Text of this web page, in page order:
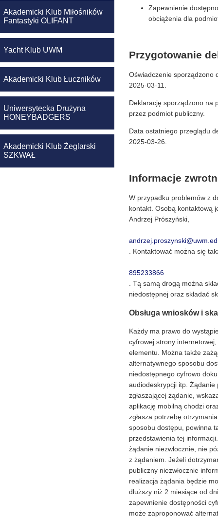
Akademicki Klub Miłośników
Fantastyki OLIFANT
Yacht Klub UWM
Akademicki Klub Łuczników
Uniwersytecka Drużyna
HONEYBADGERS
Akademicki Klub Żeglarski
SZKWAŁ
Zapewnienie
obciążenia dla
Przygotowanie
Oświadczenie sporządzono
2025-03-11
Deklarację sporządzono na
przez podmiot publiczny.
Data ostatniego przeglądu
2025-03-26
Informacje
W przypadku problemów z
kontakt. Osobą kontaktową
Andrzej Prószyński
. Kontaktować można się
895233866
. Tą samą drogą można
niedostępnej oraz składać
Obsługa wniosków i
Każdy ma prawo do
cyfrowej strony
elementu. Można także
alternatywnego sposobu
niedostępnego cyfrowo
audiodeskrypcji itp.
zgłaszającej żądanie,
aplikację mobilną chodzi
zgłasza potrzebę
sposobu dostępu, powinna
przedstawienia tej
żądanie niezwłocznie, nie
z żądaniem. Jeżeli
publiczny niezwłocznie
realizacja żądania będzie
dłuższy niż 2 miesiące od
zapewnienie dostępności
może zaproponować